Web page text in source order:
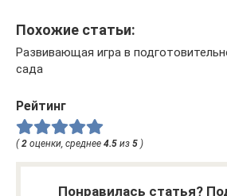
Похожие статьи:
Развивающая игра в
сада
Рейтинг
(2 оценки, среднее 4.5 из 5 )
Понравилась статья?